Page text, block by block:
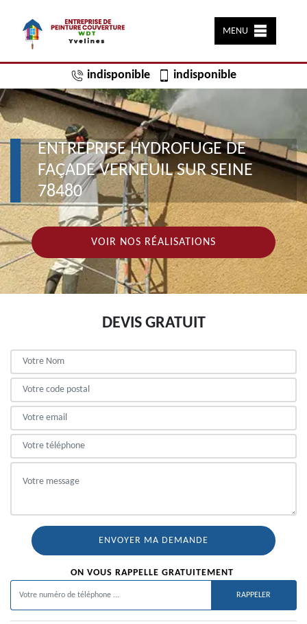
MENU
indisponible indisponible
ENTREPRISE HYDROFUGE DE
FAÇADE VERNEUIL SUR SEINE
78480
VOIR NOS RÉALISATIONS
DEVIS GRATUIT
ON VOUS RAPPELLE GRATUITEMENT